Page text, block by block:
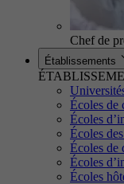
Chef de
Établissements
Écoles de
Écoles
Écoles
Écoles de
Écoles
Écoles